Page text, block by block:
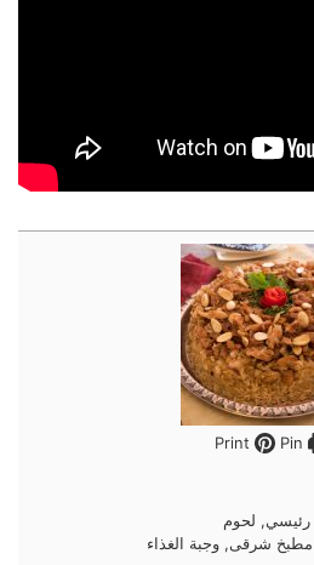
Pin
رئيسي, لحوم
شرقى, وجبة الغذاء